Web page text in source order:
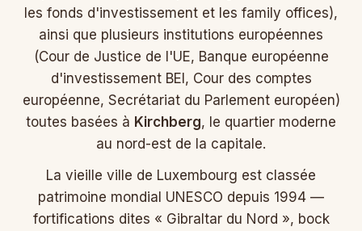
les fonds d'investissement et les family offices),
ainsi que plusieurs institutions européennes
(Cour de Justice de l'UE, Banque européenne
d'investissement BEI, Cour des comptes
européenne, Secrétariat du Parlement européen)
toutes basées à Kirchberg, le quartier moderne
au nord-est de la capitale.
La vieille ville de Luxembourg est classée
patrimoine mondial UNESCO depuis 1994 —
fortifications dites « Gibraltar du Nord », bock